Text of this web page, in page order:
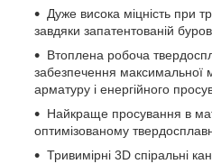
Дуже висока міцність при
завдяки запатентованій
Втоплена робоча
забезпечення максимальної
арматуру і енергійного
Найкраще просування в
оптимізованому
Тривимірні 3D спіральні